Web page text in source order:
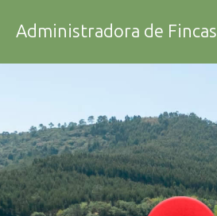
Administradora de Fincas